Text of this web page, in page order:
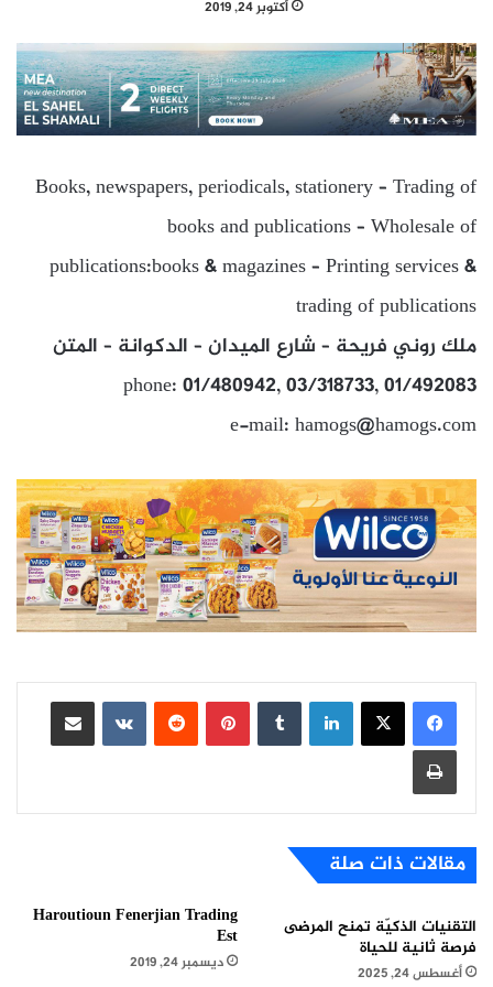
أكتوبر 24, 2019
Books, newspapers, periodicals, stationery – Trading of
books and publications – Wholesale of
publications:books & magazines – Printing services &
trading of publications
ملك روني فريحة – شارع الميدان – الدكوانة – المتن
phone: 01/480942, 03/318733, 01/492083
e-mail: hamogs@hamogs.com
لينكدإن بينتيريست
مشاركة عبر البريد
طباعة
مقالات ذات صلة
التقنيات الذكيّة تمنح المرضى
فرصة ثانية للحياة
أغسطس 24, 2025
Haroutioun Fenerjian Trading
Est
ديسمبر 24, 2019